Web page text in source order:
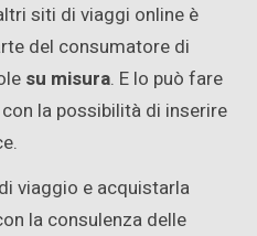
siti di viaggi online è
del consumatore di
su misura. E lo può fare
la possibilità di inserire
viaggio e acquistarla
la consulenza delle